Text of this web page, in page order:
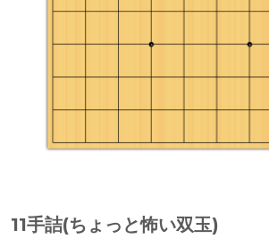
11手詰(ちょっと怖い双玉)